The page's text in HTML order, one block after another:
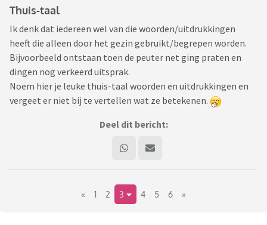
Thuis-taal
Ik denk dat iedereen wel van die woorden/uitdrukkingen
heeft die alleen door het gezin gebruikt/begrepen worden.
Bijvoorbeeld ontstaan toen de peuter net ging praten en
dingen nog verkeerd uitsprak.
Noem hier je leuke thuis-taal woorden en uitdrukkingen en
vergeet er niet bij te vertellen wat ze betekenen.
Deel dit bericht:
« 1 2 3 4 5 6 »